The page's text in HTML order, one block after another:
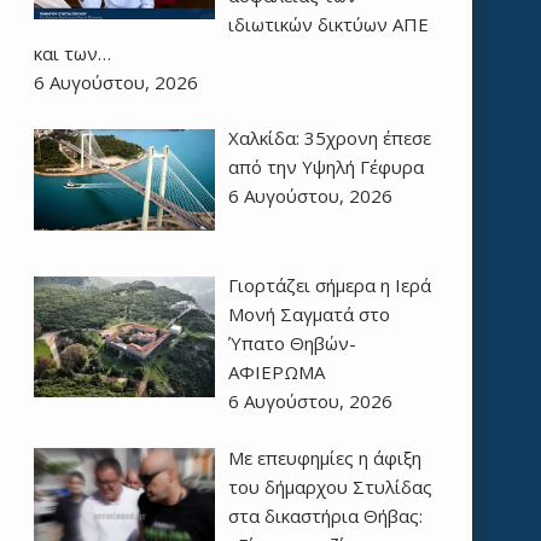
ιδιωτικών δικτύων ΑΠΕ
και των…
6 Αυγούστου, 2026
Χαλκίδα: 35χρονη έπεσε
από την Υψηλή Γέφυρα
6 Αυγούστου, 2026
Γιορτάζει σήμερα η Ιερά
Μονή Σαγματά στο
Ύπατο Θηβών-
ΑΦΙΕΡΩΜΑ
6 Αυγούστου, 2026
Με επευφημίες η άφιξη
του δήμαρχου Στυλίδας
στα δικαστήρια Θήβας: